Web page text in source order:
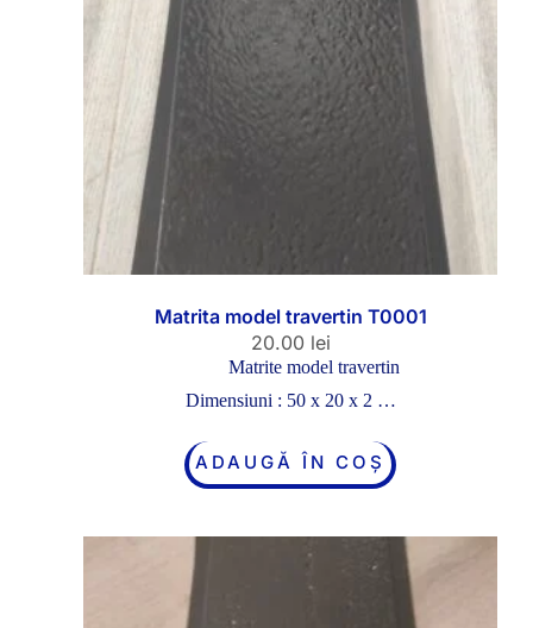
Matrita model travertin T0001
20.00 lei
Matrite model travertin
Dimensiuni : 50 x 20 x 2 …
ADAUGĂ ÎN COȘ